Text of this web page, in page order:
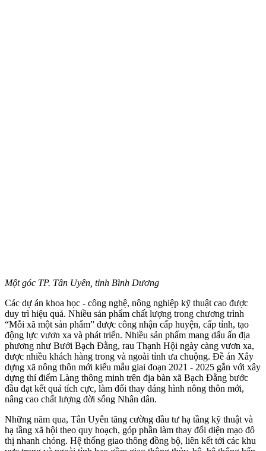
Một góc TP. Tân Uyên, tỉnh Bình Dương
Các dự án khoa học - công nghệ, nông nghiệp kỹ thuật cao được
duy trì hiệu quả. Nhiều sản phẩm chất lượng trong chương trình
“Mỗi xã một sản phẩm” được công nhận cấp huyện, cấp tỉnh, tạo
động lực vươn xa và phát triển. Nhiều sản phẩm mang dấu ấn địa
phương như Bưởi Bạch Đằng, rau Thạnh Hội ngày càng vươn xa,
được nhiều khách hàng trong và ngoài tỉnh ưa chuộng. Đề án Xây
dựng xã nông thôn mới kiểu mẫu giai đoạn 2021 - 2025 gắn với xây
dựng thí điểm Làng thông minh trên địa bàn xã Bạch Đằng bước
đầu đạt kết quả tích cực, làm đổi thay dáng hình nông thôn mới,
nâng cao chất lượng đời sống Nhân dân.
Những năm qua, Tân Uyên tăng cường đầu tư hạ tầng kỹ thuật và
hạ tầng xã hội theo quy hoạch, góp phần làm thay đổi diện mạo đô
thị nhanh chóng. Hệ thống giao thông đồng bộ, liên kết tới các khu